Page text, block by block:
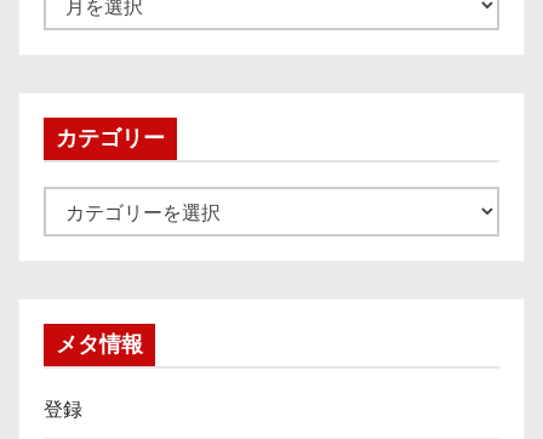
ー
ブカテゴリー
テ
メタ情報
登録